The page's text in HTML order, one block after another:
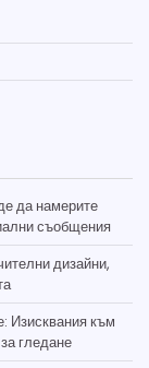
да намерите
съобщения
дизайни,
Изисквания към
гледане